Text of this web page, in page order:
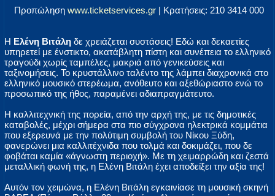
Προπώληση www.ticketservices.gr| Κρατήσεις: 210 3414 000
Η Ελένη Βιτάλη δε χρειάζεται συστάσεις! Εδώ και δεκαετίες
υπηρετεί με ένστικτο, ακατάβλητη πίστη και συνέπεια το ελληνικό
τραγούδι χωρίς ταμπέλες, μακριά από γενικεύσεις και
ταξινομήσεις. Το κρυστάλλινο ταλέντο της λάμπει διαχρονικά στο
ελληνικό μουσικό στερέωμα, ανόθευτο και αξεθώριαστο ενώ το
προσωπικό της ήθος, παραμένει αδιαπραγμάτευτο.
Η καλλιτεχνική της πορεία, από την αρχή της, με τις δημοτικές
καταβολές, μέχρι σήμερα στα πιο σύγχρονα ηλεκτρικά κομμάτια
που εξερευνά με την πολύτιμη συμβολή του Νίκου Ξύδη,
φανερώνει μια καλλιτέχνιδα που τολμά και δοκιμάζει, που δε
φοβάται καμία «άγνωστη περιοχή». Με τη χειμαρρώδη και ζεστά
μεταλλική φωνή της, η Ελένη Βιτάλη έχει αποδείξει την αξία της!
Αυτόν τον χειμώνα, η Ελένη Βιτάλη εγκαινίασε τη μουσική σκηνή